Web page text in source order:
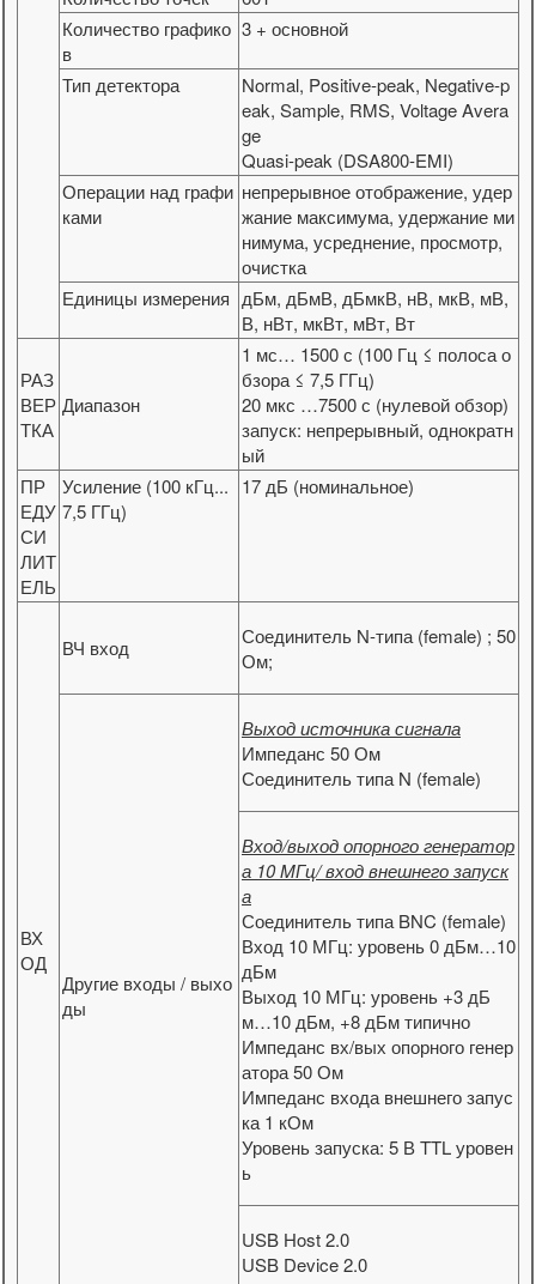
Количество графико
в
3 + основной
Тип детектора
Normal, Positive-peak, Negative-p
eak, Sample, RMS, Voltage Avera
ge
Quasi-peak (DSA800-EMI)
Операции над графи
ками
непрерывное отображение, удер
жание максимума, удержание ми
нимума, усреднение, просмотр,
очистка
Единицы измерения дБм, дБмВ, дБмкВ, нВ, мкВ, мВ,
В, нВт, мкВт, мВт, Вт
РАЗ
ВЕР
ТКА
Диапазон
1 мс… 1500 с (100 Гц ≤ полоса о
бзора ≤ 7,5 ГГц)
20 мкс …7500 с (нулевой обзор)
запуск: непрерывный, однократн
ый
ПР
ЕДУ
СИ
ЛИТ
ЕЛЬ
Усиление (100 кГц...
7,5 ГГц)
17 дБ (номинальное)
ВХ
ОД
ВЧ вход
Соединитель N-типа (female) ; 50
Ом;
Другие входы / выхо
ды
Выход источника сигнала
Импеданс 50 Ом
Соединитель типа N (female)
Вход/выход опорного генератор
а 10 MГц/ вход внешнего запуск
а
Соединитель типа BNC (female)
Вход 10 МГц: уровень 0 дБм…10
дБм
Выход 10 МГц: уровень +3 дБ
м…10 дБм, +8 дБм типично
Импеданс вх/вых опорного генер
атора 50 Ом
Импеданс входа внешнего запус
ка 1 кОм
Уровень запуска: 5 В TTL уровен
ь
USB Host 2.0
USB Device 2.0